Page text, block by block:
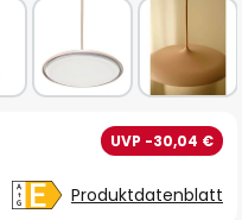
UVP -30,04 €
Produktdatenblatt